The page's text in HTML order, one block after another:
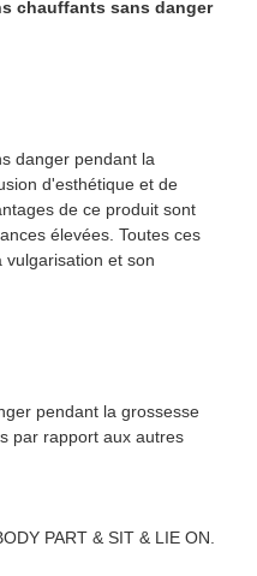
chauffants sans danger
danger pendant la
d'esthétique et de
de ce produit sont
élevées. Toutes ces
vulgarisation et son
pendant la grossesse
par rapport aux autres
PART & SIT & LIE ON.